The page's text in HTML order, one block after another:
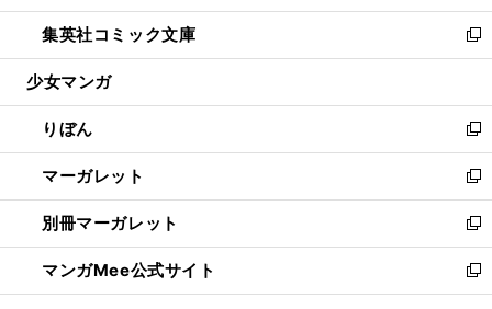
開
く
ウ
で
開
ン
ド
ウ
開
く
ウ
ィ
ン
ウ
で
開
く
し
い
ウ
ン
ド
ウ
で
開
く
集英社コミック文庫
新
し
ウ
ィ
ン
ド
ウ
で
開
く
少女マンガ
りぼん
新
し
い
ウ
ィ
ン
ド
ウ
マーガレット
新
し
い
ウ
ィ
ン
別冊マーガレット
新
し
い
ウ
マンガMee公式サイト
新
し